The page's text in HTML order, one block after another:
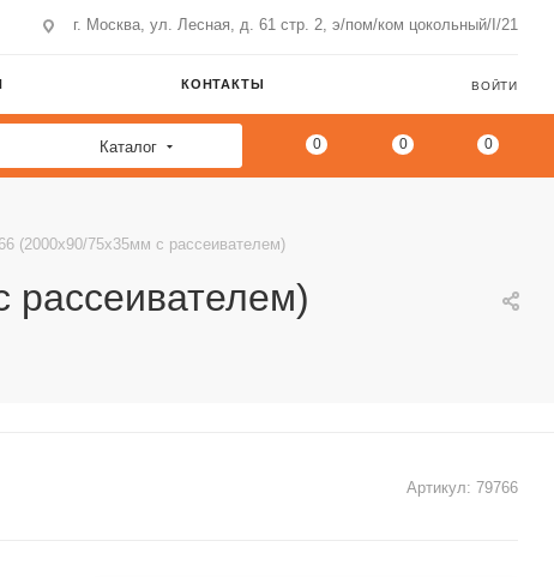
г. Москва, ул. Лесная, д. 61 стр. 2, э/пом/ком цокольный/I/21
КОНТАКТЫ ВОЙТИ
Каталог 0 0 0
(2000x90/75x35мм с рассеивателем)
Артикул: 79766